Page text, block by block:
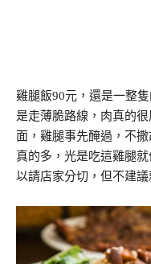
雞腿飯90元，還是一整
是走薄脆路線，肉真的
面，雞腿事先醃過，不
真的多，光是吃這雞腿
以請店家分切，但不建